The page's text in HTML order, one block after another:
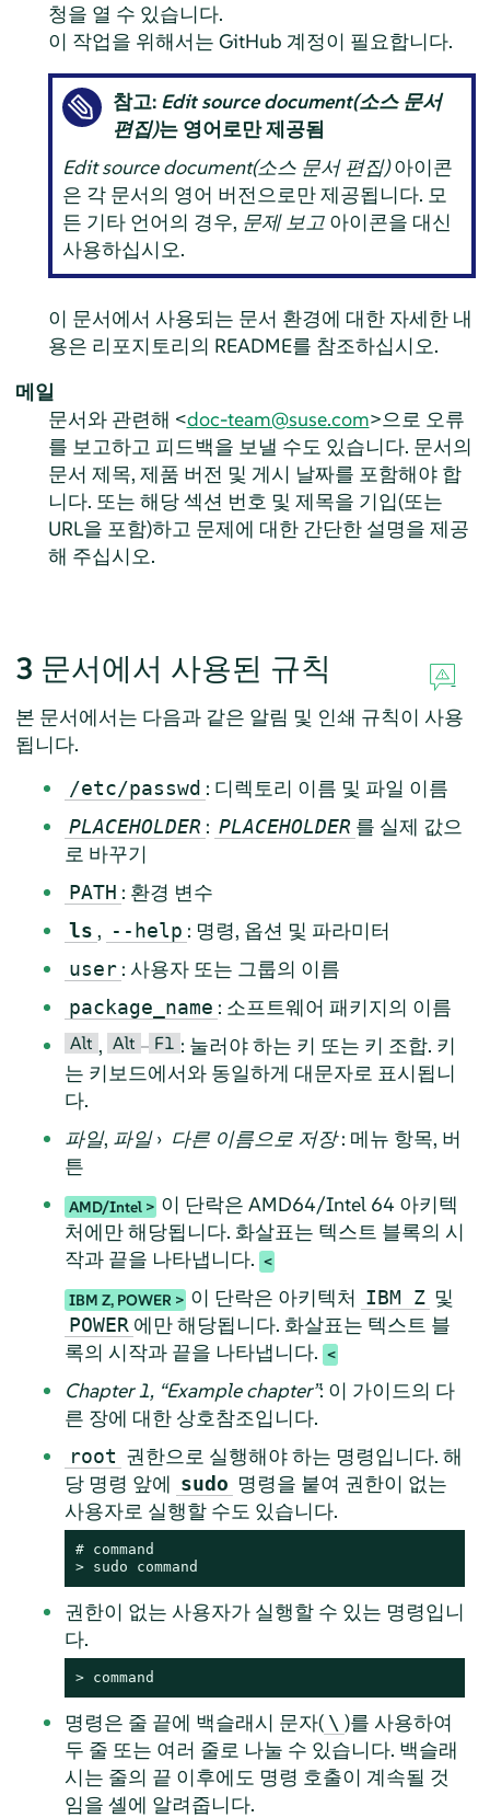
청을 열 수 있습니다.
이 작업을 위해서는 GitHub 계정이 필요합니다.
참고: Edit source document(소스 문서
편집)는 영어로만 제공됨
Edit source document(소스 문서 편집)아이콘
은 각 문서의 영어 버전으로만 제공됩니다. 모
든 기타 언어의 경우, 문제 보고 아이콘을 대신
사용하십시오.
이 문서에서 사용되는 문서 환경에 대한 자세한 내
용은 리포지토리의 README를 참조하십시오.
메일
문서와 관련해 <doc-team@suse.com>으로 오류
를 보고하고 피드백을 보낼 수도 있습니다. 문서의
문서 제목, 제품 버전 및 게시 날짜를 포함해야 합
니다. 또는 해당 섹션 번호 및 제목을 기입(또는
URL을 포함)하고 문제에 대한 간단한 설명을 제공
해 주십시오.
3 문서에서 사용된 규칙
본 문서에서는 다음과 같은 알림 및 인쇄 규칙이 사용
됩니다.
/etc/passwd : 디렉토리 이름 및 파일 이름
PLACEHOLDER : PLACEHOLDER 를 실제 값으
로 바꾸기
PATH : 환경 변수
ls , --help : 명령, 옵션 및 파라미터
user : 사용자 또는 그룹의 이름
package_name : 소프트웨어 패키지의 이름
Alt , Alt – F1 : 눌러야 하는 키 또는 키 조합. 키
는 키보드에서와 동일하게 대문자로 표시됩니
다.
파일, 파일› 다른 이름으로 저장: 메뉴 항목, 버
튼
AMD/Intel
이 단락은 AMD64/Intel 64 아키텍
처에만 해당됩니다. 화살표는 텍스트 블록의 시
작과 끝을 나타냅니다.
IBM Z, POWER 이 단락은 아키텍처 IBM Z 및
POWER 에만 해당됩니다. 화살표는 텍스트 블
록의 시작과 끝을 나타냅니다.
Chapter 1, “Example chapter”: 이 가이드의 다
른 장에 대한 상호참조입니다.
root 권한으로 실행해야 하는 명령입니다. 해
당 명령 앞에 sudo 명령을 붙여 권한이 없는
사용자로 실행할 수도 있습니다.
# command
> sudo command
권한이 없는 사용자가 실행할 수 있는 명령입니
다.
> command
명령은 줄 끝에 백슬래시 문자( \ )를 사용하여
두 줄 또는 여러 줄로 나눌 수 있습니다. 백슬래
시는 줄의 끝 이후에도 명령 호출이 계속될 것
임을 셸에 알려줍니다.